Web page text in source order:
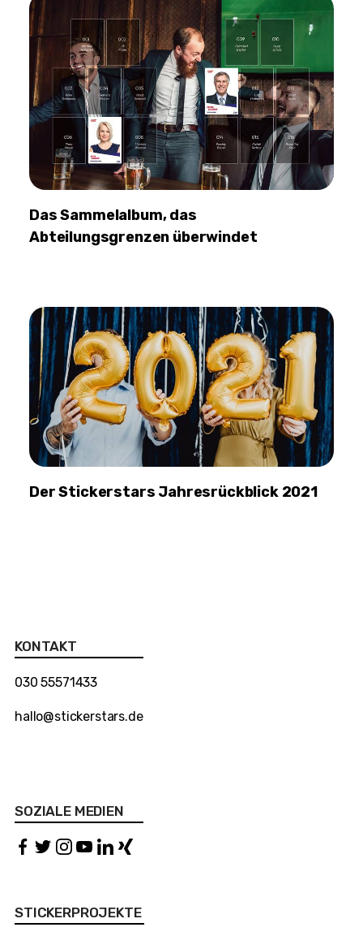
Das Sammelalbum, das
Abteilungsgrenzen überwindet
Der Stickerstars Jahresrückblick 2021
KONTAKT
030 55571433
hallo@stickerstars.de
SOZIALE MEDIEN
STICKERPROJEKTE